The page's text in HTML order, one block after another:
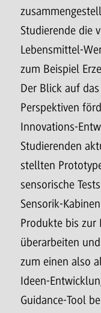
Studierende die
Lebensmittel-
zum Beispiel
Der Blick auf
Perspektiven
Innovations-
Studierenden
stellten
sensorische
Sensorik-
Produkte bis zur
überarbeiten
zum einen also
Ideen-
Guidance-Tool